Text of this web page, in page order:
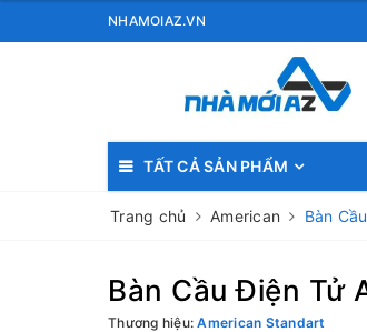
NHAMOIAZ.VN
TẤT CẢ SẢN PHẨM
Trang chủ American Bàn
Bàn Cầu Điện Tử
Thương hiệu:American Standart